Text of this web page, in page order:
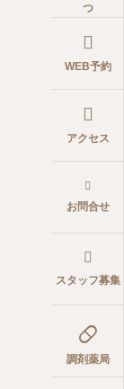
つ
WEB予約
アクセス
お問合せ
スタッフ募集

調剤薬局